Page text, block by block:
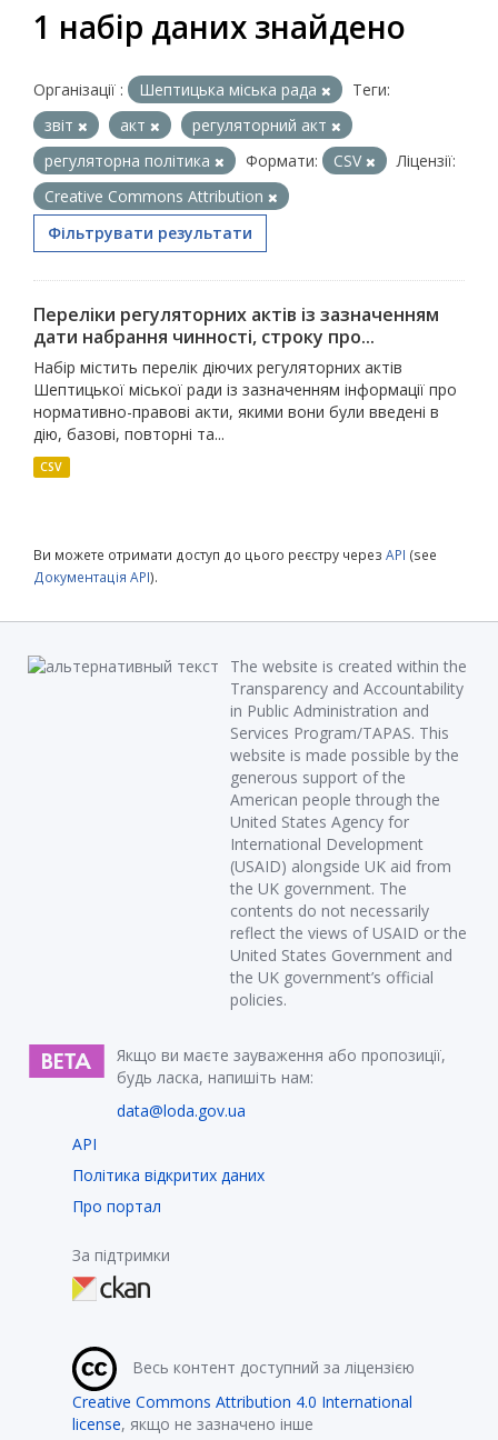
1 набір даних знайдено
Організації : Шептицька міська рада
Теги:
звіт
акт
регуляторний акт
регуляторна політика
Формати: CSV
Ліцензії:
Creative Commons Attribution
Фільтрувати результати
Переліки регуляторних актів із зазначенням
дати набрання чинності, строку про...
Набір містить перелік діючих регуляторних актів
Шептицької міської ради із зазначенням інформації про
нормативно-правові акти, якими вони були введені в
дію, базові, повторні та...
CSV
Ви можете отримати доступ до цього реєстру через API (see
Документація API).
The website is created within the
Transparency and Accountability
in Public Administration and
Services Program/TAPAS. This
website is made possible by the
generous support of the
American people through the
United States Agency for
International Development
(USAID) alongside UK aid from
the UK government. The
contents do not necessarily
reflect the views of USAID or the
United States Government and
the UK government’s official
policies.
Якщо ви маєте зауваження або пропозиції,
будь ласка, напишіть нам:
data@loda.gov.ua
API
Політика відкритих даних
Про портал
За підтримки
Весь контент доступний за ліцензією
Creative Commons Attribution 4.0 International
license, якщо не зазначено інше